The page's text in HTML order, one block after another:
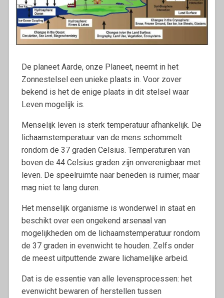
De planeet Aarde, onze Planeet, neemt in het
Zonnestelsel een unieke plaats in. Voor zover
bekend is het de enige plaats in dit stelsel waar
Leven mogelijk is.
Menselijk leven is sterk temperatuur afhankelijk. De
lichaamstemperatuur van de mens schommelt
rondom de 37 graden Celsius. Temperaturen van
boven de 44 Celsius graden zijn onverenigbaar met
leven. De speelruimte naar beneden is ruimer, maar
mag niet te lang duren.
Het menselijk organisme is wonderwel in staat en
beschikt over een ongekend arsenaal van
mogelijkheden om de lichaamstemperatuur rondom
de 37 graden in evenwicht te houden. Zelfs onder
de meest uitputtende zware lichamelijke arbeid.
Dat is de essentie van alle levensprocessen: het
evenwicht bewaren of herstellen tussen